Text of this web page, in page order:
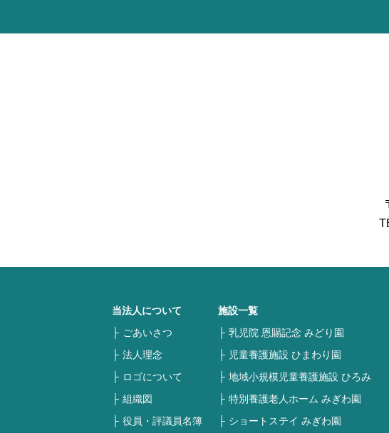
当法人について
ごあいさつ
法人理念
ロゴについて
組織図
役員・評議員名簿
施設一覧
乳児院 恩賜記念 みどり園
児童養護施設 ひまわり園
地域小規模児童養護施設 ひろみ
特別養護老人ホーム みぎわ園
ショートステイ みぎわ園